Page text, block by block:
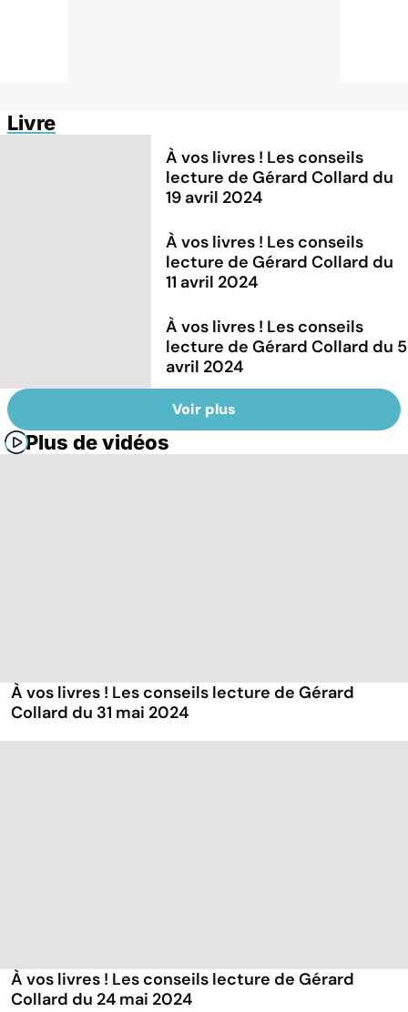
Livre
À vos livres ! Les conseils
lecture de Gérard Collard du
19 avril 2024
À vos livres ! Les conseils
lecture de Gérard Collard du
11 avril 2024
À vos livres ! Les conseils
lecture de Gérard Collard du 5
avril 2024
Voir plus
Plus de vidéos
À vos livres ! Les conseils lecture de Gérard
Collard du 31 mai 2024
À vos livres ! Les conseils lecture de Gérard
Collard du 24 mai 2024